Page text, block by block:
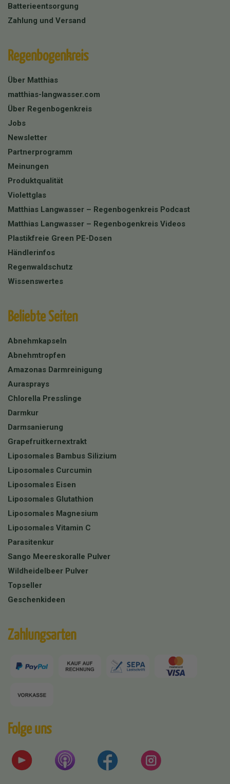
Batterieentsorgung
Zahlung und Versand
Regenbogenkreis
Über Matthias
matthias-langwasser.com
Über Regenbogenkreis
Jobs
Newsletter
Partnerprogramm
Meinungen
Produktqualität
Violettglas
Matthias Langwasser – Regenbogenkreis Podcast
Matthias Langwasser – Regenbogenkreis Videos
Plastikfreie Green PE-Dosen
Händlerinfos
Regenwaldschutz
Wissenswertes
Beliebte Seiten
Abnehmkapseln
Abnehmtropfen
Amazonas Darmreinigung
Aurasprays
Chlorella Presslinge
Darmkur
Darmsanierung
Grapefruitkernextrakt
Liposomales Bambus Silizium
Liposomales Curcumin
Liposomales Eisen
Liposomales Glutathion
Liposomales Magnesium
Liposomales Vitamin C
Parasitenkur
Sango Meereskoralle Pulver
Wildheidelbeer Pulver
Topseller
Geschenkideen
Zahlungsarten
Folge uns